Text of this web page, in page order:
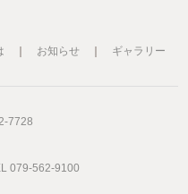
お知らせ
ギャラリー
7728
079-562-9100